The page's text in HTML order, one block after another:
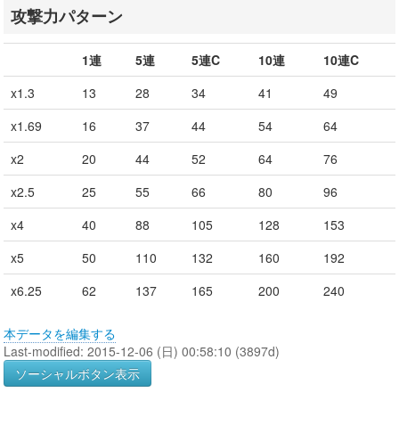
攻撃力パターン
1連 5連 5連C 10連
10連C
x1.3
13 28 34 41
49
x1.69
16 37 44 54
64
x2
20 44 52 64
76
x2.5
25 55 66 80
96
x4
40 88 105 128
153
x5
50 110 132 160
192
x6.25
62 137 165 200 240
本データを編集する
Last-modified: 2015-12-06 (日) 00:58:10 (3897d)
ソーシャルボタン表示